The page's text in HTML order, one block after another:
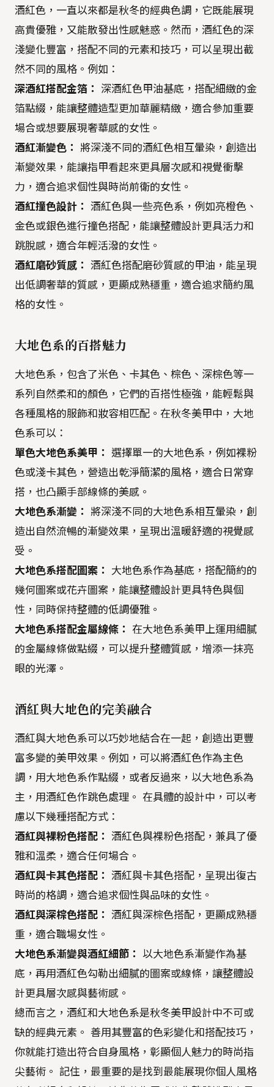
酒紅色，一直以來都是秋冬的經典色調，它既能展現
高貴優雅，又能散發出性感魅惑。然而，酒紅色的深
淺變化豐富，搭配不同的元素和技巧，可以呈現出截
然不同的風格。例如：
深酒紅搭配金箔：
深酒紅色甲油基底，搭配細緻的金
箔點綴，能讓整體造型更加華麗精緻，適合參加重要
場合或想要展現奢華感的女性。
酒紅漸變色：
將深淺不同的酒紅色相互暈染，創造出
漸變效果，能讓指甲看起來更具層次感和視覺衝擊
力，適合追求個性與時尚前衛的女性。
酒紅撞色設計： 酒紅色與一些亮色系，例如亮橙色、
金色或銀色進行撞色搭配，能讓整體設計更具活力和
跳脫感，適合年輕活潑的女性。
酒紅磨砂質感： 酒紅色搭配磨砂質感的甲油，能呈現
出低調奢華的質感，更顯成熟穩重，適合追求簡約風
格的女性。
大地色系的百搭魅力
大地色系，包含了米色、卡其色、棕色、深棕色等一
系列自然柔和的顏色，它們的百搭性極強，能輕鬆與
各種風格的服飾和妝容相匹配。在秋冬美甲中，大地
色系可以：
單色大地色系美甲：
選擇單一的大地色系，例如裸粉
色或淺卡其色，營造出乾淨簡潔的風格，適合日常穿
搭，也凸顯手部線條的美感。
大地色系漸變：
將深淺不同的大地色系相互暈染，創
造出自然流暢的漸變效果，呈現出溫暖舒適的視覺感
受。
大地色系搭配圖案：
大地色系作為基底，搭配簡約的
幾何圖案或花卉圖案，能讓整體設計更具特色與個
性，同時保持整體的低調優雅。
大地色系搭配金屬線條： 在大地色系美甲上運用細膩
的金屬線條做點綴，可以提升整體質感，增添一抹亮
眼的光澤。
酒紅與大地色的完美融合
酒紅與大地色系可以巧妙地結合在一起，創造出更豐
富多變的美甲效果。例如，可以將酒紅色作為主色
調，用大地色系作點綴，或者反過來，以大地色系為
主，用酒紅色作跳色處理。 在具體的設計中，可以考
慮以下幾種搭配方式：
酒紅與裸粉色搭配： 酒紅色與裸粉色搭配，兼具了優
雅和溫柔，適合任何場合。
酒紅與卡其色搭配： 酒紅與卡其色搭配，呈現出復古
時尚的格調，適合追求個性與品味的女性。
酒紅與深棕色搭配： 酒紅與深棕色搭配，更顯成熟穩
重，適合職場女性。
大地色系漸變與酒紅細節： 以大地色系漸變作為基
底，再用酒紅色勾勒出細膩的圖案或線條，讓整體設
計更具層次感與藝術感。
總而言之，酒紅和大地色系是秋冬美甲設計中不可或
缺的經典元素。 善用其豐富的色彩變化和搭配技巧，
你就能打造出符合自身風格，彰顯個人魅力的時尚指
尖藝術。 記住，最重要的是找到最能展現你個人風格